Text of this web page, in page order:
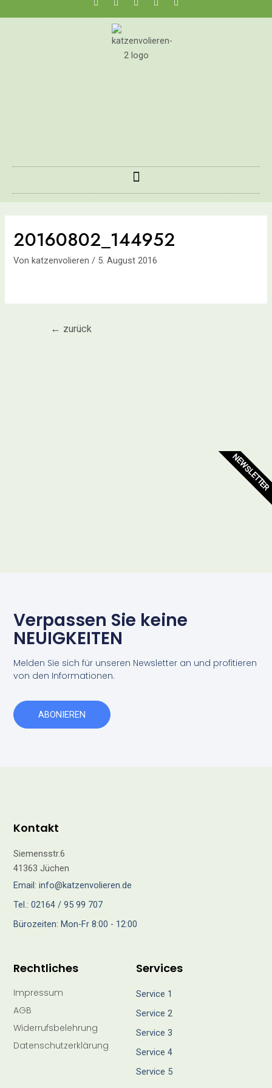
20160802_144952
Vonkatzenvolieren / 5. August 2016
← zurück
Verpassen Sie keine
NEUIGKEITEN
Melden Sie sich für unseren Newsletter an und profitieren
von den Informationen.
ABONIEREN
NEWSLETTER
Services
Service 1
Service 2
Service 3
Service 4
Service 5
Rechtliches
Impressum
AGB
Widerrufsbelehrung
Datenschutzerklärung
Kontakt
Siemensstr.6
41363 Jüchen
Email: info@katzenvolieren.de
Tel.: 02164 / 95 99 707
Bürozeiten: Mon-Fr 8:00 - 12:00